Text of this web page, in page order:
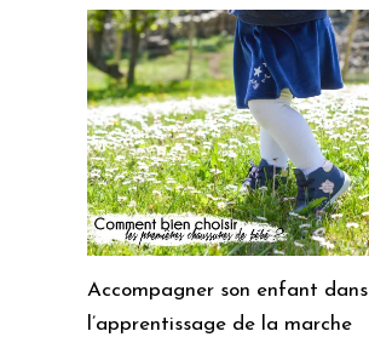
Accompagner son enfant dans
l’apprentissage de la marche